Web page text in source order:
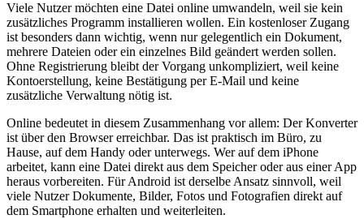
Viele Nutzer möchten eine Datei online umwandeln, weil sie kein
zusätzliches Programm installieren wollen. Ein kostenloser Zugang
ist besonders dann wichtig, wenn nur gelegentlich ein Dokument,
mehrere Dateien oder ein einzelnes Bild geändert werden sollen.
Ohne Registrierung bleibt der Vorgang unkompliziert, weil keine
Kontoerstellung, keine Bestätigung per E-Mail und keine
zusätzliche Verwaltung nötig ist.
Online bedeutet in diesem Zusammenhang vor allem: Der Konverter
ist über den Browser erreichbar. Das ist praktisch im Büro, zu
Hause, auf dem Handy oder unterwegs. Wer auf dem iPhone
arbeitet, kann eine Datei direkt aus dem Speicher oder aus einer App
heraus vorbereiten. Für Android ist derselbe Ansatz sinnvoll, weil
viele Nutzer Dokumente, Bilder, Fotos und Fotografien direkt auf
dem Smartphone erhalten und weiterleiten.